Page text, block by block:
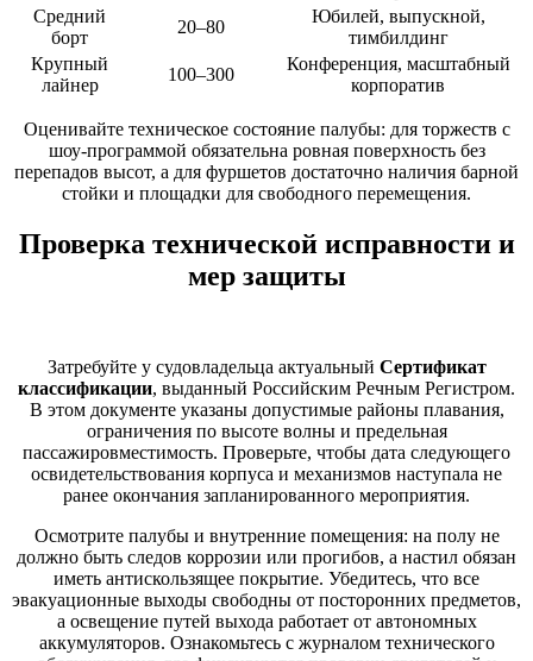
Средний
борт
20–80
Юбилей, выпускной,
тимбилдинг
Крупный
лайнер
100–300
Конференция, масштабный
корпоратив
Оценивайте техническое состояние палубы: для торжеств с
шоу-программой обязательна ровная поверхность без
перепадов высот, а для фуршетов достаточно наличия барной
стойки и площадки для свободного перемещения.
Проверка технической исправности и
мер защиты
Затребуйте у судовладельца актуальный Сертификат
классификации, выданный Российским Речным Регистром.
В этом документе указаны допустимые районы плавания,
ограничения по высоте волны и предельная
пассажировместимость. Проверьте, чтобы дата следующего
освидетельствования корпуса и механизмов наступала не
ранее окончания запланированного мероприятия.
Осмотрите палубы и внутренние помещения: на полу не
должно быть следов коррозии или прогибов, а настил обязан
иметь антискользящее покрытие. Убедитесь, что все
эвакуационные выходы свободны от посторонних предметов,
а освещение путей выхода работает от автономных
аккумуляторов. Ознакомьтесь с журналом технического